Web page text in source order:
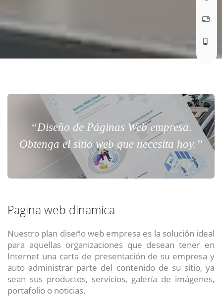
“Diseño de Páginas Web empresa.
Obtenga el sitio web que necesita hoy.”
Pagina web dinamica
Nuestro plan diseño web empresa es la solución ideal
para aquellas organizaciones que desean tener en
Internet una carta de presentación de su empresa y
auto administrar parte del contenido de su sitio, ya
sean sus productos, servicios, galería de imágenes,
portafolio o noticias.